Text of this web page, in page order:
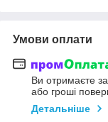
Умови оплати
Ви отримаєте
або гроші
Детальніше